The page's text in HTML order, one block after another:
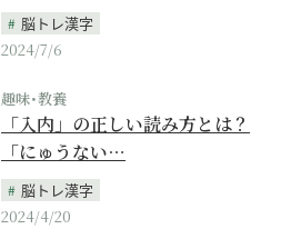
脳トレ漢字
2024/7/6
趣味･教養
「入内」の正しい読み方とは？
「にゅうない…
脳トレ漢字
2024/4/20